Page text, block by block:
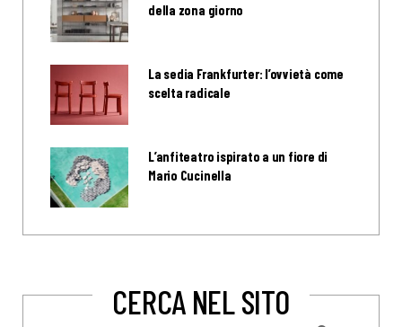
della zona giorno
La sedia Frankfurter: l’ovvietà come
scelta radicale
L’anfiteatro ispirato a un fiore di
Mario Cucinella
CERCA NEL SITO